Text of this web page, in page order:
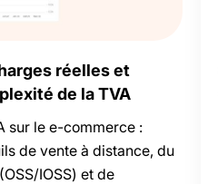
réelles et
de la TVA
sur le e-commerce :
de vente à distance, du
IOSS) et de